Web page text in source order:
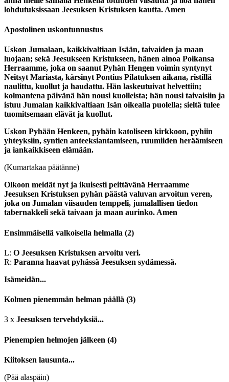
lohdutuksissaan Jeesuksen Kristuksen kautta. Amen
Apostolinen uskontunnustus
Uskon Jumalaan, kaikkivaltiaan Isään, taivaiden ja maan
luojaan; sekä Jeesukseen Kristukseen, hänen ainoa Poikansa
Herraamme, joka on saanut Pyhän Hengen voimin syntynyt
Neitsyt Mariasta, kärsinyt Pontius Pilatuksen aikana, ristillä
naulittu, kuollut ja haudattu. Hän laskeutuivat helvettiin;
kolmantena päivänä hän nousi kuolleista; hän nousi taivaisiin ja
istuu Jumalan kaikkivaltiaan Isän oikealla puolella; sieltä tulee
tuomitsemaan elävät ja kuollut.
Uskon Pyhään Henkeen, pyhäin katoliseen kirkkoon, pyhiin
yhteyksiin, syntien anteeksiantamiseen, ruumiiden heräämiseen
ja iankaikkiseen elämään.
(Kumartakaa päätänne)
Olkoon meidät nyt ja ikuisesti peittävänä Herraamme
Jeesuksen Kristuksen pyhän päästä valuvan arvoitun veren,
joka on Jumalan viisauden temppeli, jumalallisen tiedon
tabernakkeli sekä taivaan ja maan aurinko. Amen
Ensimmäisellä valkoisella helmalla (2)
L: O Jeesuksen Kristuksen arvoitu veri.
R: Paranna haavat pyhässä Jeesuksen sydämessä.
Isämeidän...
Kolmen pienemmän helman päällä (3)
3 x Jeesuksen tervehdyksiä...
Pienempien helmojen jälkeen (4)
Kiitoksen lausunta...
(Pää alaspäin)